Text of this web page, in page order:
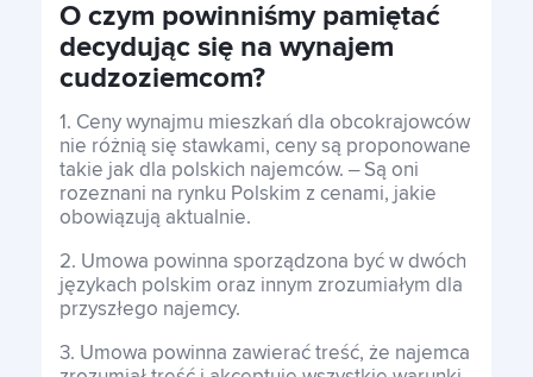
O czym powinniśmy pamiętać
decydując się na wynajem
cudzoziemcom?
1. Ceny wynajmu mieszkań dla obcokrajowców
nie różnią się stawkami, ceny są proponowane
takie jak dla polskich najemców. – Są oni
rozeznani na rynku Polskim z cenami, jakie
obowiązują aktualnie.
2. Umowa powinna sporządzona być w dwóch
językach polskim oraz innym zrozumiałym dla
przyszłego najemcy.
3. Umowa powinna zawierać treść, że najemca